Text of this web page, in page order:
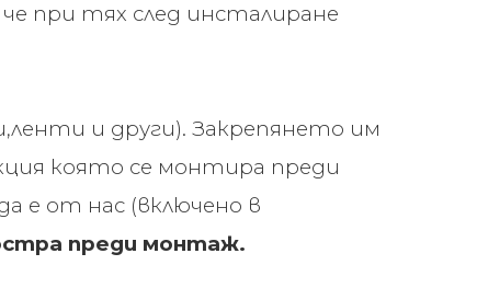
че при тях след инсталиране
и други). Закрепянето им
която се монтира преди
е от нас (включено в
преди монтаж.